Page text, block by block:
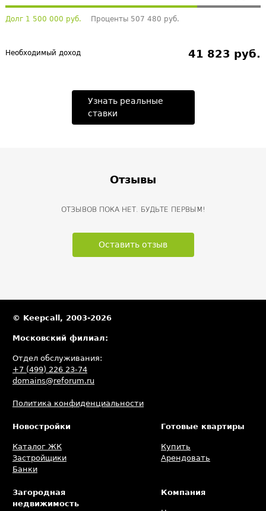
Долг 1 500 000 руб. Проценты 507 480 руб.
Необходимый доход 41 823 руб.
Узнать реальные
ставки
Отзывы
ОТЗЫВОВ ПОКА НЕТ. БУДЬТЕ ПЕРВЫМ!
Оставить отзыв
© Keepcall, 2003-2026
Московский филиал:
Отдел обслуживания:
+7 (499) 226 23-74
domains@reforum.ru
Политика конфиденциальности
Новостройки
Каталог ЖК
Застройщики
Банки
Готовые квартиры
Купить
Арендовать
Загородная
недвижимость
Компания